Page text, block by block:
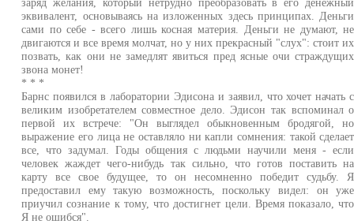
эквивалент, основываясь на изложенных здесь принципах. Деньги
сами по себе - всего лишь косная материя. Деньги не думают, не
двигаются и все время молчат, но у них прекрасный "слух": стоит их
позвать, как они не замедлят явиться пред ясные очи страждущих
звона монет!
* * *
Барнс появился в лаборатории Эдисона и заявил, что хочет начать с
великим изобретателем совместное дело. Эдисон так вспоминал о
первой их встрече: "Он выглядел обыкновенным бродягой, но
выражение его лица не оставляло ни капли сомнения: такой сделает
все, что задумал. Годы общения с людьми научили меня - если
человек жаждет чего-нибудь так сильно, что готов поставить на
карту все свое будущее, то он несомненно победит судьбу. Я
предоставил ему такую возможность, поскольку видел: он уже
приучил сознание к тому, что достигнет цели. Время показало, что
Я не ошибся".